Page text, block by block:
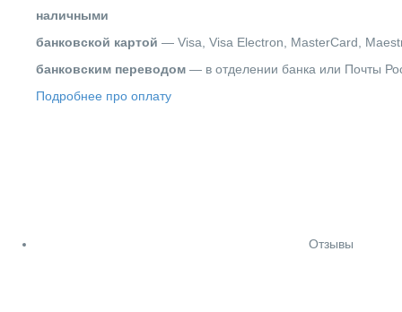
наличными
банковской картой — Visa, Visa Electron, MasterCard,
банковским переводом — в отделении банка или Почты
Подробнее про оплату
Отзывы